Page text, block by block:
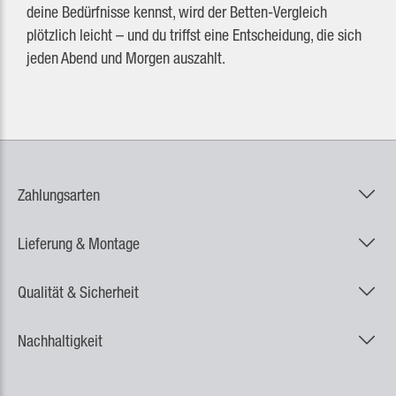
deine Bedürfnisse kennst, wird der Betten-Vergleich
plötzlich leicht – und du triffst eine Entscheidung, die sich
jeden Abend und Morgen auszahlt.
Zahlungsarten
Lieferung & Montage
Qualität & Sicherheit
Nachhaltigkeit